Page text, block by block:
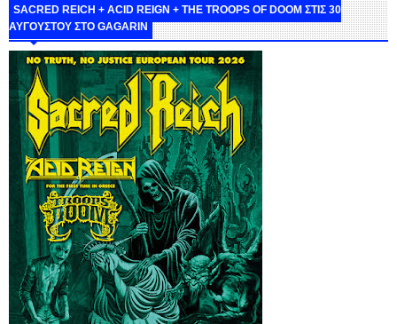
SACRED REICH + ACID REIGN + THE TROOPS OF DOOM ΣΤΙΣ 30
ΑΥΓΟΥΣΤΟΥ ΣΤΟ GAGARIN